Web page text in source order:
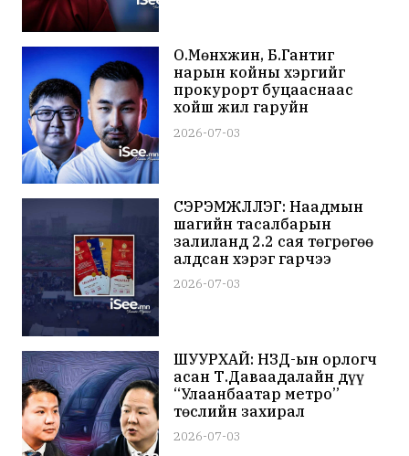
О.Мөнхжин, Б.Гантиг
нарын койны хэргийг
прокурорт буцааснаас
хойш жил гаруйн
хугацаанд мөрдөн шалгах
ажиллагаа үргэлжилж
2026-07-03
СЭРЭМЖЛҮҮЛЭГ: Наадмын
шагийн тасалбарын
залиланд 2.2 сая төгрөгөө
алдсан хэрэг гарчээ
2026-07-03
ШУУРХАЙ: НЗД-ын орлогч
асан Т.Даваадалайн дүү
“Улаанбаатар метро”
төслийн захирал
Т.Мөнхдалайг суллаж,
хилийн хориг тавьжээ
2026-07-03